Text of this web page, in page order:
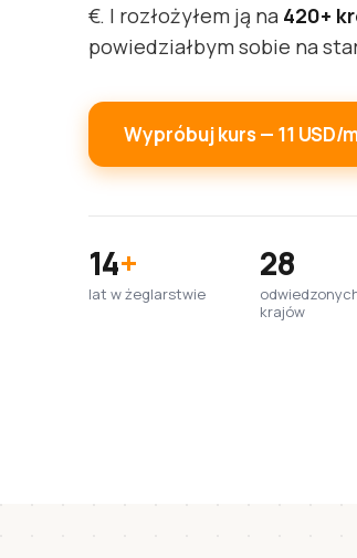
€. I rozłożyłem ją na 420+
powiedziałbym sobie na
Wypróbuj kurs — 11 USD/
14+
lat w żeglarstwie
28
krajów